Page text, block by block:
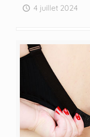
4 juillet 2024